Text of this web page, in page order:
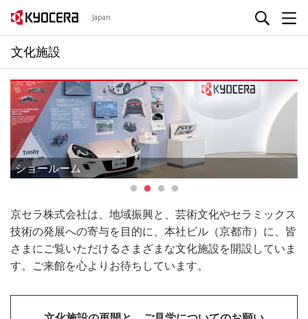
Japan
文化施設
ショールーム
京セラ株式会社は、地域振興と、芸術文化やセラミックス
技術の発展への寄与を目的に、本社ビル（京都市）に、皆
さまにご覧いただけるさまざまな文化施設を開設していま
す。ご来館を心よりお待ちしています。